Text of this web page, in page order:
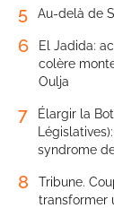
5 Au-delà de
6
El Jadida:
colère
Oulja
7
Élargir la
syndrome
8
Tribune.
transformer